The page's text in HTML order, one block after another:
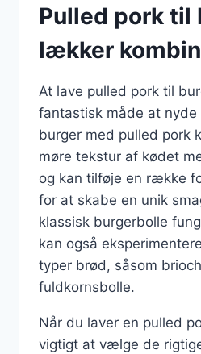
Pulled pork til
lækker
At lave pulled pork til
fantastisk måde at nyde
burger med pulled pork
møre tekstur af kødet
og kan tilføje en række
for at skabe en unik
klassisk burgerbolle
kan også
typer brød, såsom
fuldkornsbolle.
Når du laver en pulled
vigtigt at vælge de